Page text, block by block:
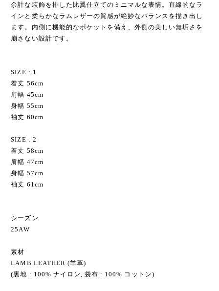
余計な装飾を排した比翼仕立てのミニマルな表情。直線的なラ
インと柔らかなラムレザーの質感が絶妙なバランスを描き出し
ます。内側に機能的なポケットを備え、外側の美しい無垢さを
崩さない設計です。
SIZE : 1
着丈 56cm
肩幅 45cm
身幅 55cm
袖丈 60cm
SIZE : 2
着丈 58cm
肩幅 47cm
身幅 57cm
袖丈 61cm
シーズン
25AW
素材
LAMB LEATHER (羊革)
(裏地 : 100% ナイロン, 袋布 : 100% コットン)